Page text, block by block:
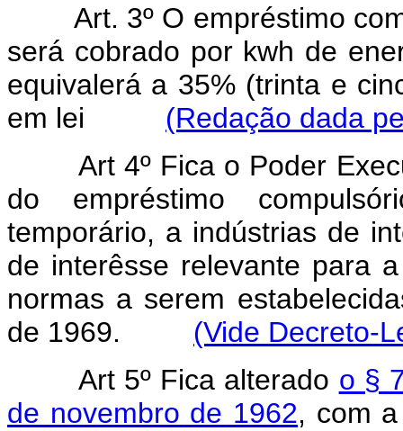
Art. 3º O empréstimo
será cobrado por kwh de
equivalerá a 35% (trinta e
em lei (Redação dada
Art 4º Fica o Poder
do empréstimo
temporário, a indústrias de
de interêsse relevante para
normas a serem
de 1969. (Vide Decreto-
Art 5º Fica alterado o §
de novembro de 1962, com